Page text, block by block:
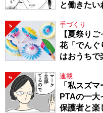
と働きた
4 手づくり
【夏祭り
花「でんぐ
はおうちで
5 連載
「私スズ
PTAの一大
保護者と楽